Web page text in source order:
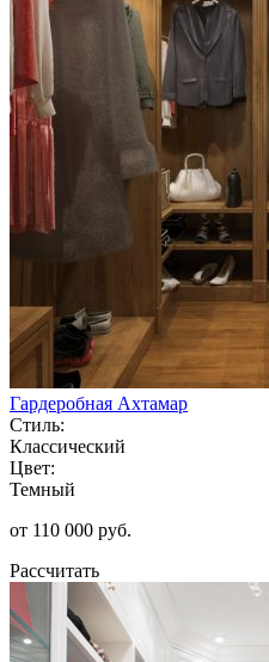
Гардеробная Ахтамар
Стиль:
Классический
Цвет:
Темный
от 110 000 руб.
Рассчитать